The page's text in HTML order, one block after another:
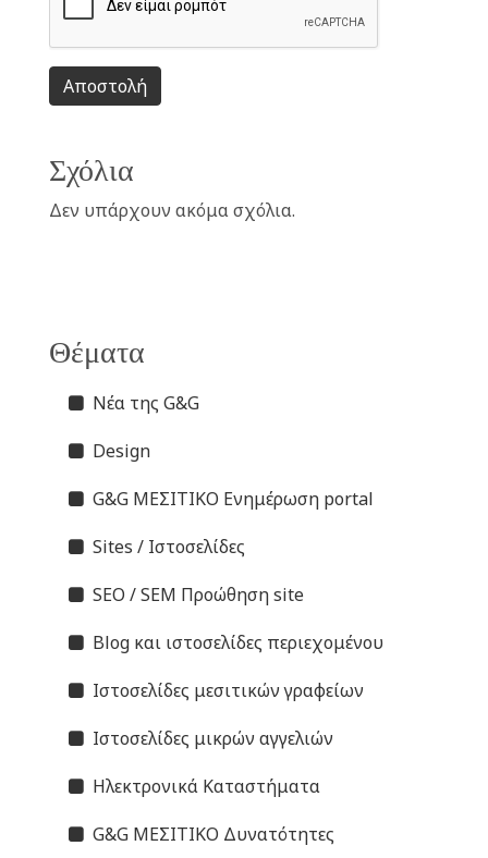
Αποστολή
Σχόλια
Δεν υπάρχουν ακόμα σχόλια.
Θέματα
Νέα της G&G
Design
G&G ΜΕΣΙΤΙΚΟ Ενημέρωση portal
Sites / Ιστοσελίδες
SEO / SEM Προώθηση site
Blog και ιστοσελίδες περιεχομένου
Ιστοσελίδες μεσιτικών γραφείων
Ιστοσελίδες μικρών αγγελιών
Ηλεκτρονικά Καταστήματα
G&G ΜΕΣΙΤΙΚΟ Δυνατότητες